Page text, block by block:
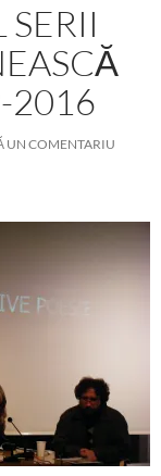
2016
UN COMENTARIU